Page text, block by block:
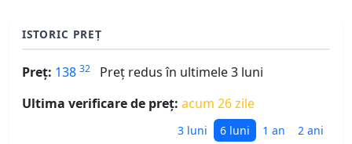
ISTORIC PREȚ
Preț: 138 32
Preț redus în ultimele 3 luni
Ultima verificare de preț: acum 26 zile
3 luni 6 luni 1 an 2 ani